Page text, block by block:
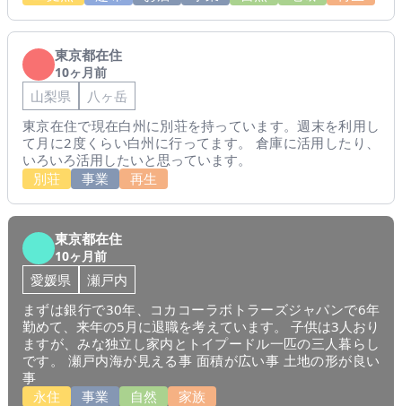
東京都在住
10ヶ月前
山梨県
八ヶ岳
東京在住で現在白州に別荘を持っています。週末を利用し
て月に2度くらい白州に行ってます。 倉庫に活用したり、
いろいろ活用したいと思っています。
別荘
事業 再生
東京都在住
10ヶ月前
愛媛県
瀬戸内
まずは銀行で30年、コカコーラボトラーズジャパンで6年
勤めて、来年の5月に退職を考えています。 子供は3人おり
ますが、みな独立し家内とトイプードル一匹の三人暮らし
です。 瀬戸内海が見える事 面積が広い事 土地の形が良い
事
永住
事業 自然 家族